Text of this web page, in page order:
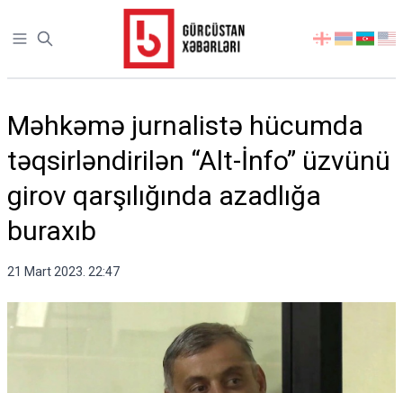
Open sidebar
აირჩიეთ
Məhkəmə jurnalistə hücumda
təqsirləndirilən “Alt-İnfo” üzvünü
girov qarşılığında azadlığa
buraxıb
21 Mart 2023. 22:47